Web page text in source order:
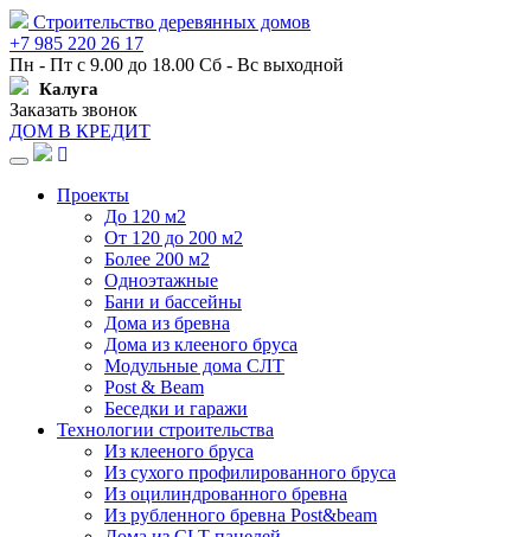
Строительство деревянных домов
+7 985 220 26 17
Пн - Пт с 9.00 до 18.00 Сб - Вс выходной
Калуга
Заказать звонок
ДОМ В КРЕДИТ
Навигация
Проекты
До 120 м2
От 120 до 200 м2
Более 200 м2
Одноэтажные
Бани и бассейны
Дома из бревна
Дома из клееного бруса
Модульные дома СЛТ
Post & Beam
Беседки и гаражи
Технологии строительства
Из клееного бруса
Из сухого профилированного бруса
Из оцилиндрованного бревна
Из рубленного бревна Post&beam